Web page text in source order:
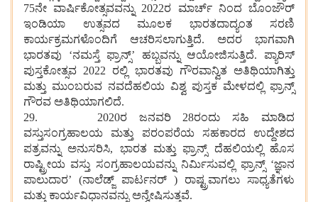
75ನೇ ವಾರ್ಷಿಕೋತ್ಸವವನ್ನು 2022ರ ಮಾರ್ಚ್ ನಿಂದ ಬೊಂಜೌರ್
ಇಂಡಿಯಾ ಉತ್ಸವದ ಮೂಲಕ ಭಾರತದಾದ್ಯಂತ ಸರಣಿ
ಕಾರ್ಯಕ್ರಮಗಳೊಂದಿಗೆ ಆಚರಿಸಲಾಗುತ್ತಿದೆ. ಅದರ ಭಾಗವಾಗಿ
ಭಾರತವು ‘ನಮಸ್ತೆ ಫ್ರಾನ್ಸ್’ ಹಬ್ಬವನ್ನು ಆಯೋಜಿಸುತ್ತಿದೆ. ಪ್ಯಾರಿಸ್
ಪುಸ್ತಕೋತ್ಸವ 2022 ರಲ್ಲಿ ಭಾರತವು ಗೌರವಾನ್ವಿತ ಅತಿಥಿಯಾಗಿತ್ತು
ಮತ್ತು ಮುಂಬರುವ ನವದೆಹಲಿಯ ವಿಶ್ವ ಪುಸ್ತಕ ಮೇಳದಲ್ಲಿ ಫ್ರಾನ್ಸ್
ಗೌರವ ಅತಿಥಿಯಾಗಲಿದೆ.
29. 2020ರ ಜನವರಿ 28ರಂದು ಸಹಿ ಮಾಡಿದ
ವಸ್ತುಸಂಗ್ರಹಾಲಯ ಮತ್ತು ಪರಂಪರೆಯ ಸಹಕಾರದ ಉದ್ದೇಶದ
ಪತ್ರವನ್ನು ಅನುಸರಿಸಿ, ಭಾರತ ಮತ್ತು ಫ್ರಾನ್ಸ್ ದೆಹಲಿಯಲ್ಲಿ ಹೊಸ
ರಾಷ್ಟ್ರೀಯ ವಸ್ತು ಸಂಗ್ರಹಾಲಯವನ್ನು ನಿರ್ಮಿಸುವಲ್ಲಿ ಫ್ರಾನ್ಸ್ ‘ಜ್ಞಾನ
ಪಾಲುದಾರ’ (ನಾಲೆಡ್ಜ್ ಪಾರ್ಟನರ್ ) ರಾಷ್ಟ್ರವಾಗಲು ಸಾಧ್ಯತೆಗಳು
ಮತ್ತು ಕಾರ್ಯವಿಧಾನವನ್ನು ಅನ್ವೇಷಿಸುತ್ತವೆ.